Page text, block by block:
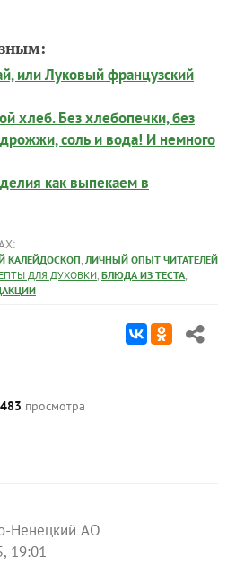
или Луковый французский
хлеб. Без хлебопечки, без
соль и вода! И немного
как выпекаем в
КАЛЕЙДОСКОП, ЛИЧНЫЙ ОПЫТ ЧИТАТЕЛЕЙ
ДЛЯ ДУХОВКИ, БЛЮДА ИЗ ТЕСТА,
просмотра
Ненецкий АО
19:01